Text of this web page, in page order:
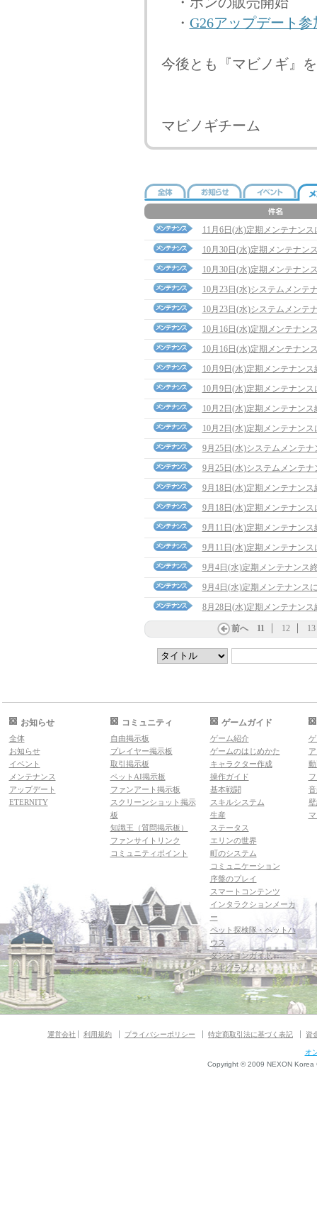
・ G26アップデート
今後とも『マビノギ』
マビノギチーム
11月6日(水)定期メンテナンス
10月30日(水)定期メンテナン
10月30日(水)定期メンテナン
10月23日(水)システムメンテ
10月23日(水)システムメンテ
10月16日(水)定期メンテナン
10月16日(水)定期メンテナン
10月9日(水)定期メンテナン
10月9日(水)定期メンテナンス
10月2日(水)定期メンテナン
10月2日(水)定期メンテナンス
9月25日(水)システムメンテ
9月25日(水)システムメンテナ
9月18日(水)定期メンテナン
9月18日(水)定期メンテナンス
9月11日(水)定期メンテナン
9月11日(水)定期メンテナンス
9月4日(水)定期メンテナンス
9月4日(水)定期メンテナンス
8月28日(水)定期メンテナン
前へ 11 12 13
お知らせ
全体
お知らせ
イベント
メンテナンス
アップデート
ETERNITY
コミュニティ
自由掲示板
プレイヤー掲示板
取引掲示板
ペットAI掲示板
ファンアート掲示板
スクリーンショット掲示
板
知識王（質問掲示板）
ファンサイトリンク
コミュニティポイント
ゲームガイド
ゲーム紹介
ゲームのはじめかた
キャラクター作成
操作ガイド
基本戦闘
スキルシステム
生産
ステータス
エリンの世界
町のシステム
コミュニケーション
序盤のプレイ
スマートコンテンツ
インタラクションメーカ
ー
ペット探検隊・ペットハ
ウス
ダンジョンガイド
マギグラフィ
運営会社 利用規約 プライバシーポリシー 特定商取引法に基づく表記 資
オ
Copyright © 2009 NEXON Korea